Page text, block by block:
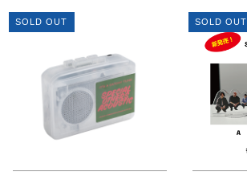
SOLD OUT SOLD OUT